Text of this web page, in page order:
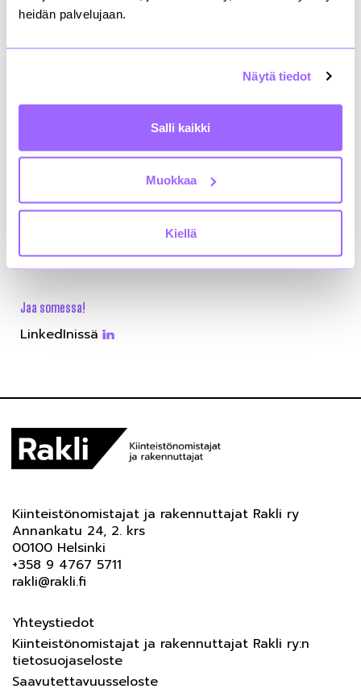
heidän palvelujaan.
Näytä tiedot
Salli kaikki
Muokkaa
Kiellä
Jyrki Laurikainen
Toimitusjohtaja
+358408442573
etunimi.sukunimi@rakli.fi
Jaa somessa!
LinkedInissä
Kiinteistönomistajat ja rakennuttajat Rakli ry
Annankatu 24, 2. krs
00100 Helsinki
+358 9 4767 5711
rakli@rakli.fi
Yhteystiedot
Kiinteistönomistajat ja rakennuttajat Rakli ry:n
tietosuojaseloste
Saavutettavuusseloste